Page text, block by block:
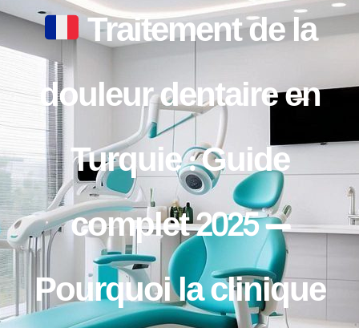
Traitement de la
douleur dentaire en
Turquie : Guide
complet 2025 —
Pourquoi la clinique